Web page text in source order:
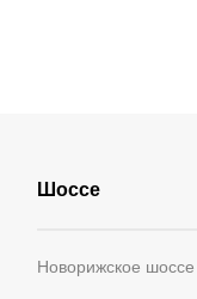
Шоссе
Новорижское шоссе